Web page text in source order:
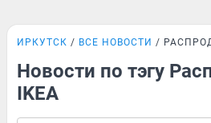
ИРКУТСК ВСЕ НОВОСТИ
Новости по тэгу
IKEA